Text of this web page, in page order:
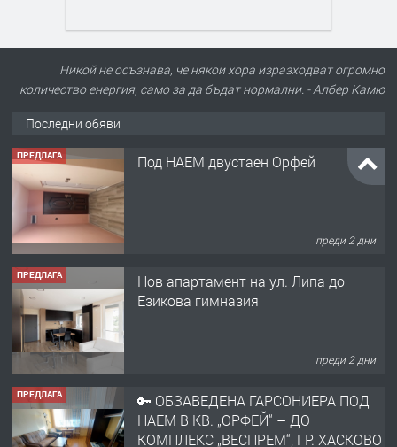
Никой не осъзнава, че някои хора изразходват огромно
количество енергия, само за да бъдат нормални. - Албер Камю
Последни обяви
ПРЕДЛАГА Под НАЕМ двустаен Орфей
преди 2 дни
ПРЕДЛАГА
Нов апартамент на ул. Липа до
Езикова гимназия
преди 2 дни
ПРЕДЛАГА
🔑 ОБЗАВЕДЕНА ГАРСОНИЕРА ПОД
НАЕМ В КВ. „ОРФЕЙ“ – ДО
КОМПЛЕКС „ВЕСПРЕМ“, ГР. ХАСКОВО